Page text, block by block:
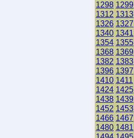
1298 1299
1312 1313
1326 1327
1340 1341
1354 1355
1368 1369
1382 1383
1396 1397
1410 1411
1424 1425
1438 1439
1452 1453
1466 1467
1480 1481